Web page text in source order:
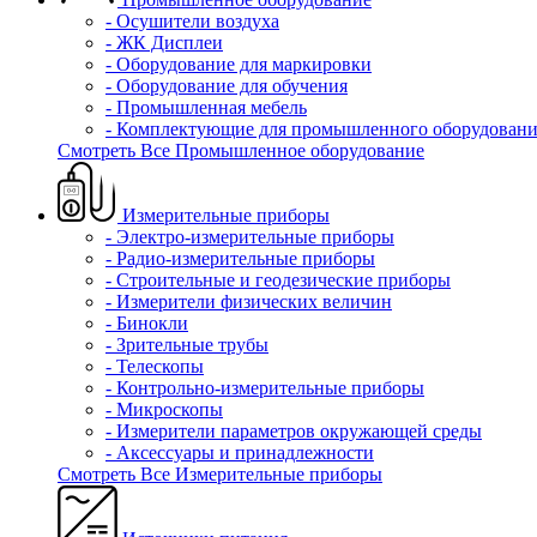
- Осушители воздуха
- ЖК Дисплеи
- Оборудование для маркировки
- Оборудование для обучения
- Промышленная мебель
- Комплектующие для промышленного
Смотреть Все Промышленное оборудование
Измерительные приборы
- Электро-измерительные приборы
- Радио-измерительные приборы
- Строительные и геодезические приборы
- Измерители физических величин
- Бинокли
- Зрительные трубы
- Телескопы
- Контрольно-измерительные приборы
- Микроскопы
- Измерители параметров окружающей среды
- Аксессуары и принадлежности
Смотреть Все Измерительные приборы